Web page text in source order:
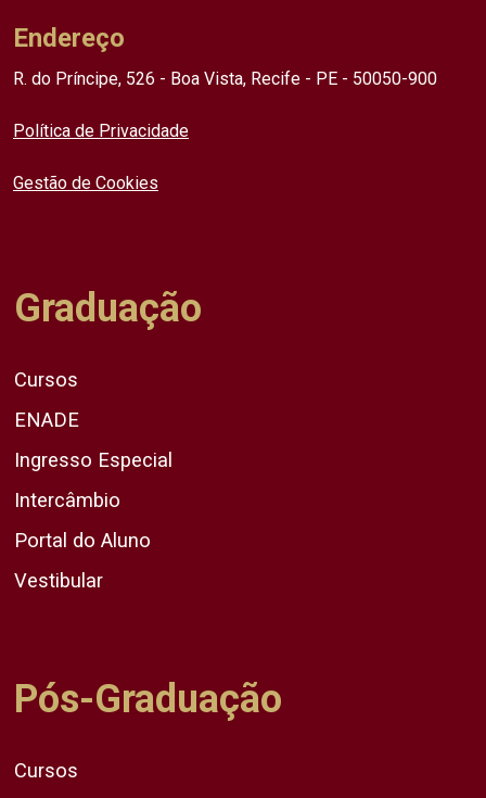
Endereço
R. do Príncipe, 526 - Boa Vista, Recife - PE - 50050-900
Política de Privacidade
Gestão de Cookies
Graduação
Cursos
ENADE
Ingresso Especial
Intercâmbio
Portal do Aluno
Vestibular
Pós-Graduação
Cursos